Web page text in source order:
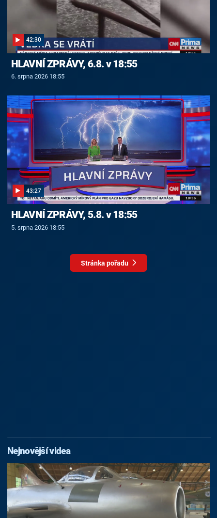
42:30
HLAVNÍ ZPRÁVY, 6.8. v 18:55
6. srpna 2026 18:55
43:27
HLAVNÍ ZPRÁVY, 5.8. v 18:55
5. srpna 2026 18:55
Stránka pořadu
Nejnovější videa